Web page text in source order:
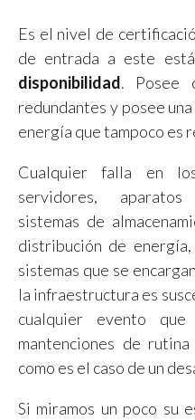
Es el nivel de
de entrada a este
disponibilidad. Posee
redundantes y posee
energía que tampoco es
Cualquier falla en
servidores, aparatos
sistemas de
distribución de
sistemas que se
la infraestructura es
cualquier evento
mantenciones de
como es el caso de un
Si miramos un poco su